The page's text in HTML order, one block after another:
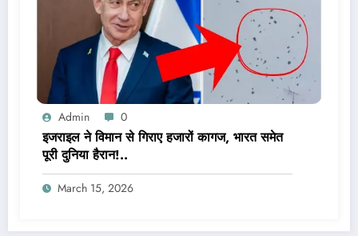
Admin 0
इजराइल ने विमान से गिराए हजारों कागज, भारत समेत
पूरी दुनिया हैरान!..
March 15, 2026